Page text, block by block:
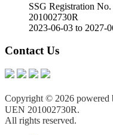
SSG Registration No.
201002730R
2023-06-03 to 2027-
Contact Us
Copyright © 2026
UEN 201002730R.
All rights reserved.